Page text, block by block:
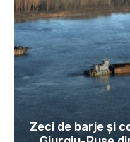
Zeci de barje și